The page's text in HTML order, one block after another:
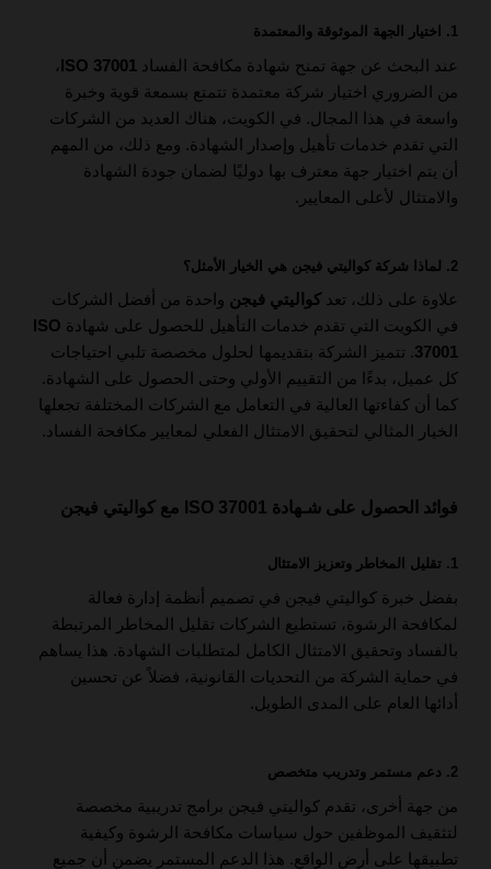
1. اختيار الجهة الموثوقة والمعتمدة
عند البحث عن جهة تمنح شهادة مكافحة الفساد ISO 37001،
من الضروري اختيار شركة معتمدة تتمتع بسمعة قوية وخبرة
واسعة في هذا المجال. في الكويت، هناك العديد من الشركات
التي تقدم خدمات تأهيل وإصدار الشهادة. ومع ذلك، من المهم
أن يتم اختيار جهة معترف بها دوليًا لضمان جودة الشهادة
والامتثال لأعلى المعايير.
2. لماذا شركة كواليتي فيجن هي الخيار الأمثل؟
علاوة على ذلك، تعدكواليتي فيجن واحدة من أفضل الشركات
في الكويت التي تقدم خدمات التأهيل للحصول على شهادة ISO
37001. تتميز الشركة بتقديمها لحلول مخصصة تلبي احتياجات
كل عميل، بدءًا من التقييم الأولي وحتى الحصول على الشهادة.
كما أن كفاءتها العالية في التعامل مع الشركات المختلفة تجعلها
الخيار المثالي لتحقيق الامتثال الفعلي لمعايير مكافحة الفساد.
فوائد الحصول على شـهادة ISO 37001 مع كواليتي فيجن
1. تقليل المخاطر وتعزيز الامتثال
بفضل خبرة كواليتي فيجن في تصميم أنظمة إدارة فعالة
لمكافحة الرشوة، تستطيع الشركات تقليل المخاطر المرتبطة
بالفساد وتحقيق الامتثال الكامل لمتطلبات الشهادة. هذا يساهم
في حماية الشركة من التحديات القانونية، فضلاً عن تحسين
أدائها العام على المدى الطويل.
2. دعم مستمر وتدريب متخصص
من جهة أخرى، تقدم كواليتي فيجن برامج تدريبية مخصصة
لتثقيف الموظفين حول سياسات مكافحة الرشوة وكيفية
تطبيقها على أرض الواقع. هذا الدعم المستمر يضمن أن جميع